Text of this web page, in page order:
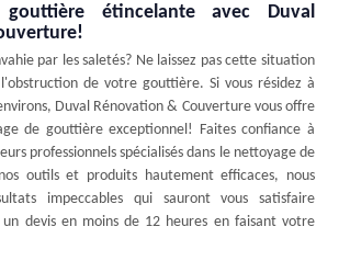
étincelante avec Duval
par les saletés? Ne laissez pas cette situation
de votre gouttière. Si vous résidez à
Duval Rénovation & Couverture vous offre
de gouttière exceptionnel! Faites confiance à
professionnels spécialisés dans le nettoyage de
outils et produits hautement efficaces, nous
impeccables qui sauront vous satisfaire
devis en moins de 12 heures en faisant votre